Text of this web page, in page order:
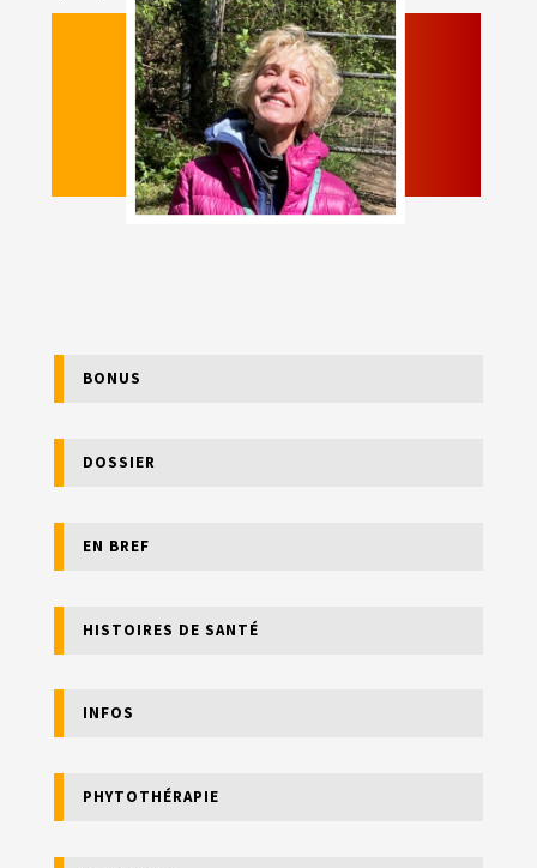
BONUS
DOSSIER
EN BREF
HISTOIRES DE SANTÉ
INFOS
PHYTOTHÉRAPIE